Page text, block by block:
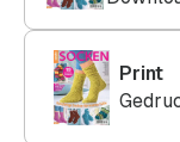
Print